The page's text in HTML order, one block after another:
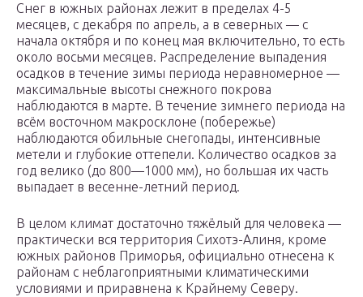
Снег в южных районах лежит в пределах 4-5
месяцев, с декабря по апрель, а в северных — с
начала октября и по конец мая включительно, то есть
около восьми месяцев. Распределение выпадения
осадков в течение зимы периода неравномерное —
максимальные высоты снежного покрова
наблюдаются в марте. В течение зимнего периода на
всём восточном макросклоне (побережье)
наблюдаются обильные снегопады, интенсивные
метели и глубокие оттепели. Количество осадков за
год велико (до 800—1000 мм), но большая их часть
выпадает в весенне-летний период.
В целом климат достаточно тяжёлый для человека —
практически вся территория Сихотэ-Алиня, кроме
южных районов Приморья, официально отнесена к
районам с неблагоприятными климатическими
условиями и приравнена к Крайнему Северу.